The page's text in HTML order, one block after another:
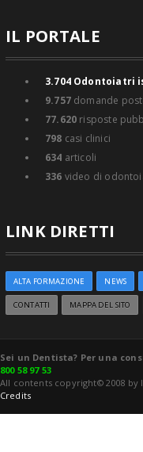
IL PORTALE
3.704Odontoiatri
9.757domande
77.620 risposte
798 casi clinici
634 articoli
336 video di
LINK DIRETTI
ALTA FORMAZIONE NEWS
CONTATTI MAPPA DEL SITO
Sei un Dentista? Per una
800 58 97 53
All contents copyright© 2008 by
Credits